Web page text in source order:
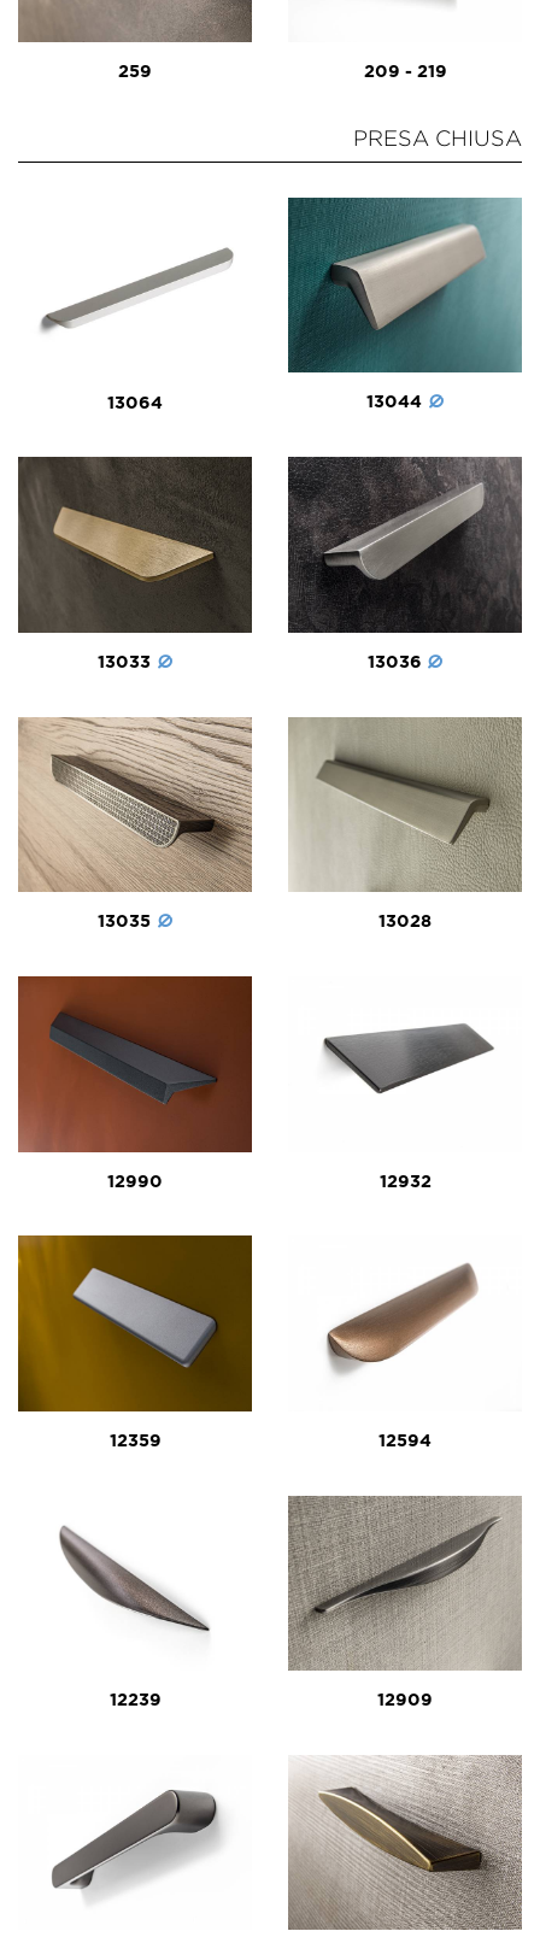
259 209 - 219
PRESA CHIUSA
13064 13044
13033 13036
13035 13028
12990 12932
12359 12594
12239 12909